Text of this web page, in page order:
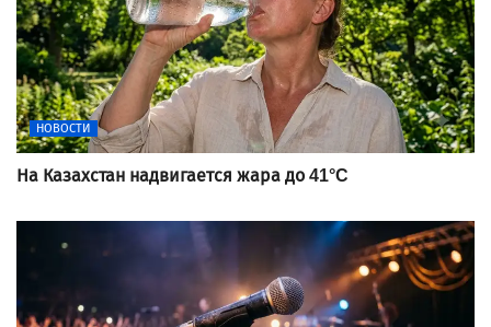
НОВОСТИ
На Казахстан надвигается жара до 41°C